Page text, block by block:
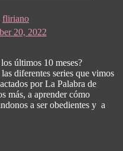
fliriano
20, 2022
últimos 10 meses?
diferentes series que vimos
por La Palabra de
más, a aprender cómo
a ser obedientes y a